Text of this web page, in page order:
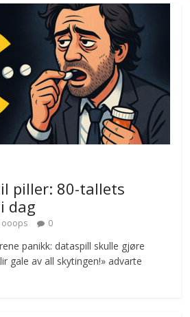
stopper flytrafikken i Stockholm,
mistenker MDG
november 6, 2025 No Comments
innfører nullvisjon for nedbør
23, 2026 No Comments
piller: 80-tallets
dag
ooops 0
panikk: dataspill skulle gjøre
gale av all skytingen!» advarte